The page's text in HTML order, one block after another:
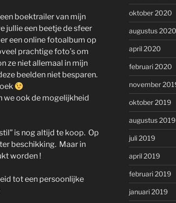
boektrailer van mijn
jullie een beetje de sfeer
een online fotoalbum op
prachtige foto’s om
ze niet allemaal in mijn
beelden niet besparen.
we ook de mogelijkheid
is nog altijd te koop. Op
beschikking. Maar in
worden !
tot een persoonlijke
oktober 2020
augustus 2020
april 2020
februari 2020
november
oktober 2019
augustus 2019
juli 2019
april 2019
februari 2019
januari 2019